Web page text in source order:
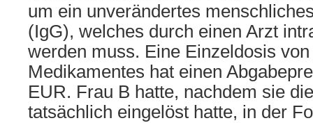
um ein unverändertes
(IgG), welches durch einen Arzt
werden muss. Eine Einzeldosis
Medikamentes hat einen
EUR. Frau B hatte, nachdem sie
tatsächlich eingelöst hatte, in der